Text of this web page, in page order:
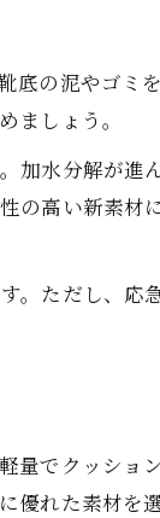
ツ
実施
べきか
の泥やゴミ
ましょう。
水分解が進
の高い新素材
。ただし、応
量でクッショ
れた素材を